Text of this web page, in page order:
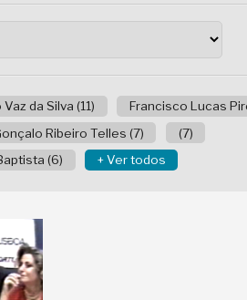
da Silva (11)
Francisco Lucas
Ribeiro Telles (7)
(7)
(6) + Ver todos